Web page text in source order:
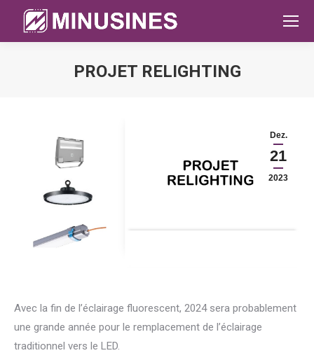
PROJET RELIGHTING
Dez.
21
2023
Avec la fin de l’éclairage fluorescent, 2024 sera probablement
une grande année pour le remplacement de l’éclairage
traditionnel vers le LED.